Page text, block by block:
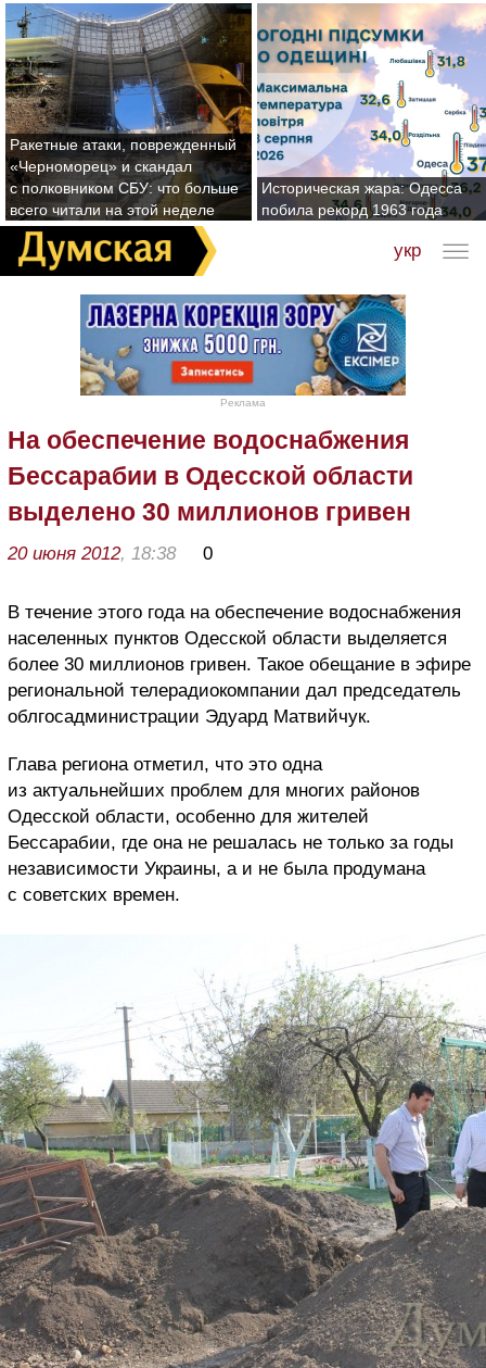
Ракетные атаки, поврежденный
«Черноморец» и скандал
с полковником СБУ: что больше
всего читали на этой неделе
Историческая жара: Одесса
побила рекорд 1963 года
укр
Реклама
На обеспечение водоснабжения
Бессарабии в Одесской области
выделено 30 миллионов гривен
20 июня 2012, 18:38 0
В течение этого года на обеспечение водоснабжения
населенных пунктов Одесской области выделяется
более 30 миллионов гривен. Такое обещание в эфире
региональной телерадиокомпании дал председатель
облгосадминистрации Эдуард Матвийчук.
Глава региона отметил, что это одна
из актуальнейших проблем для многих районов
Одесской области, особенно для жителей
Бессарабии, где она не решалась не только за годы
независимости Украины, а и не была продумана
с советских времен.